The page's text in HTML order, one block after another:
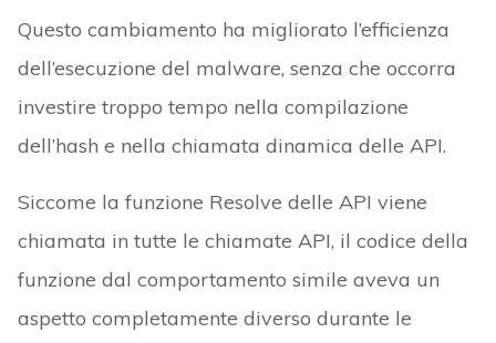
Questo cambiamento ha migliorato l’efficienza
dell’esecuzione del malware, senza che occorra
investire troppo tempo nella compilazione
dell’hash e nella chiamata dinamica delle API.
Siccome la funzione Resolve delle API viene
chiamata in tutte le chiamate API, il codice della
funzione dal comportamento simile aveva un
aspetto completamente diverso durante le